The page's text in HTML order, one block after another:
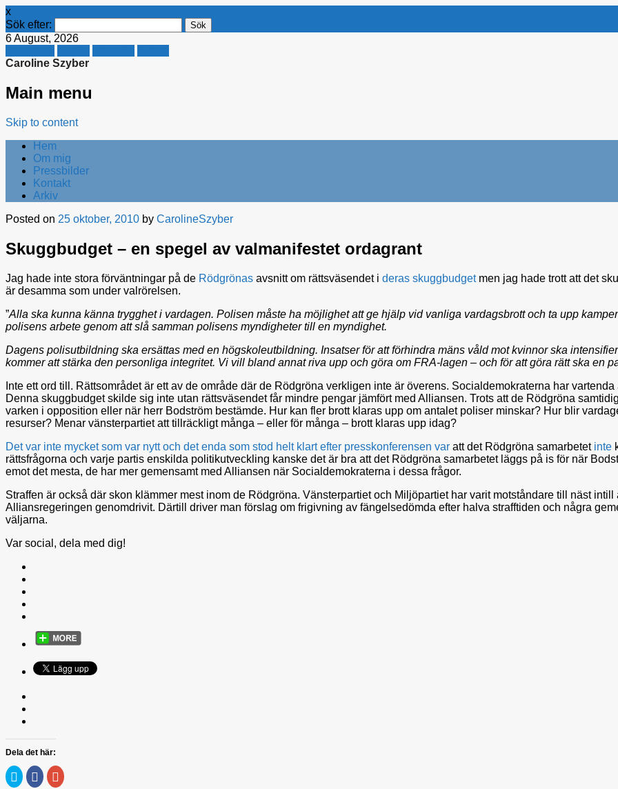
x
Sök efter:
6 August, 2026
Caroline Szyber
Main menu
Skip to content
Hem
Om mig
Pressbilder
Kontakt
Arkiv
Posted on 25 oktober, 2010 by CarolineSzyber
Skuggbudget – en spegel av valmanifestet ordagrant
Jag hade inte stora förväntningar på de Rödgrönas avsnitt om rättsväsendet i deras skuggbudgetmen jag hade trott att det
är desamma som under valrörelsen.
”Alla ska kunna känna trygghet i vardagen. Polisen måste ha möjlighet att ge hjälp vid vanliga vardagsbrott och ta upp
polisens arbete genom att slå samman polisens myndigheter till en myndighet.
Dagens polisutbildning ska ersättas med en högskoleutbildning. Insatser för att förhindra mäns våld mot kvinnor ska
kommer att stärka den personliga integritet. Vi vill bland annat riva upp och göra om FRA-lagen – och för att göra rätt ska en
Inte ett ord till. Rättsområdet är ett av de område där de Rödgröna verkligen inte är överens. Socialdemokraterna har
Denna skuggbudget skilde sig inte utan rättsväsendet får mindre pengar jämfört med Alliansen. Trots att de Rödgröna
varken i opposition eller när herr Bodström bestämde. Hur kan fler brott klaras upp om antalet poliser minskar? Hur blir
resurser? Menar vänsterpartiet att tillräckligt många – eller för många – brott klaras upp idag?
Det var inte mycket som var nytt och det enda som stod helt klart efter presskonferensen var att det Rödgröna samarbetet inte
rättsfrågorna och varje partis enskilda politikutveckling kanske det är bra att det Rödgröna samarbetet läggs på is för när
emot det mesta, de har mer gemensamt med Alliansen när Socialdemokraterna i dessa frågor.
Straffen är också där skon klämmer mest inom de Rödgröna. Vänsterpartiet och Miljöpartiet har varit motståndare till näst
Alliansregeringen genomdrivit. Därtill driver man förslag om frigivning av fängelsedömda efter halva strafftiden och några
väljarna.
Var social, dela med dig!
Dela det här:
Klicka
för
Klicka
för
Klicka
för